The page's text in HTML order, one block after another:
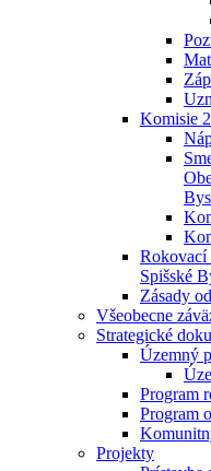
Komisie
Rokovací
Spišské
Zásady
Všeobecne
Strategické
Územný
Program
Program
Projekty